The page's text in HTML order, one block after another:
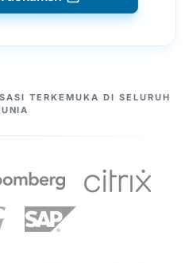
TERKEMUKA DI SELURUH